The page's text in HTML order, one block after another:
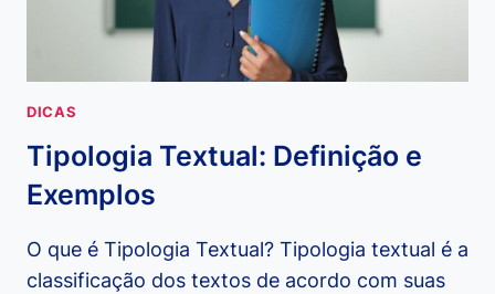
CORRETAMENTE?
DICAS
Tipologia Textual: Definição e
Exemplos
O que é Tipologia Textual? Tipologia textual é a
classificação dos textos de acordo com suas